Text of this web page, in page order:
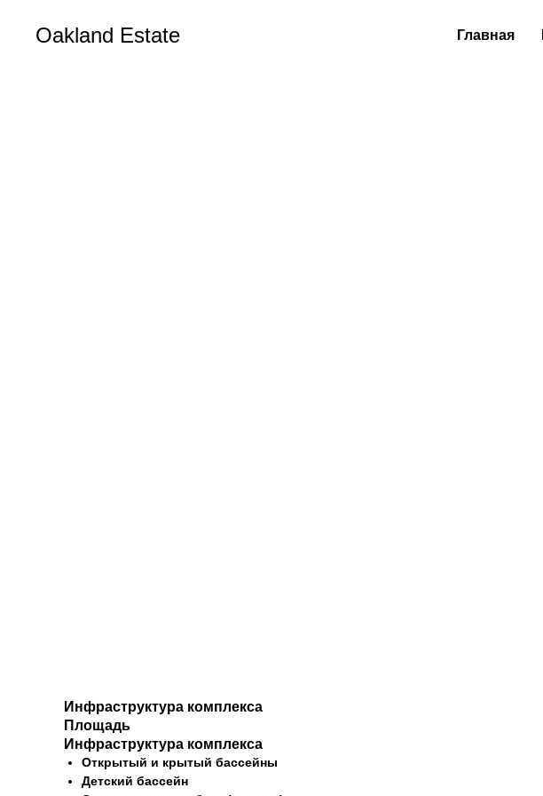
Oakland Estate Главная
Инфраструктура комплекса
Площадь
Инфраструктура комплекса
Открытый и крытый бассейны
Детский бассейн